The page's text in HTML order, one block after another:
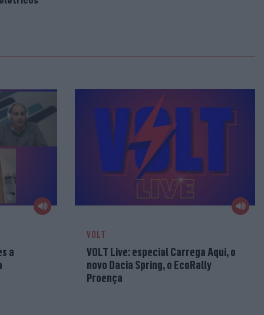
a
VOLT
VOLT Live: especial Carrega Aqui, o
novo Dacia Spring, o EcoRally
Proença